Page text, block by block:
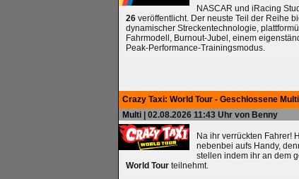
NASCAR und iRacing
26 veröffentlicht. Der neuste Teil der Reihe
dynamischer Streckentechnologie,
Fahrmodell, Burnout-Jubel, einem
Peak-Performance-Trainingsmodus.
Crazy Taxi: World Tour - Geschlossene
Multi | 02.08.2026 11:43 Uhr von Benny
Na ihr verrückten Fahrer!
nebenbei aufs Handy,
stellen indem ihr an dem
World Tour teilnehmt.